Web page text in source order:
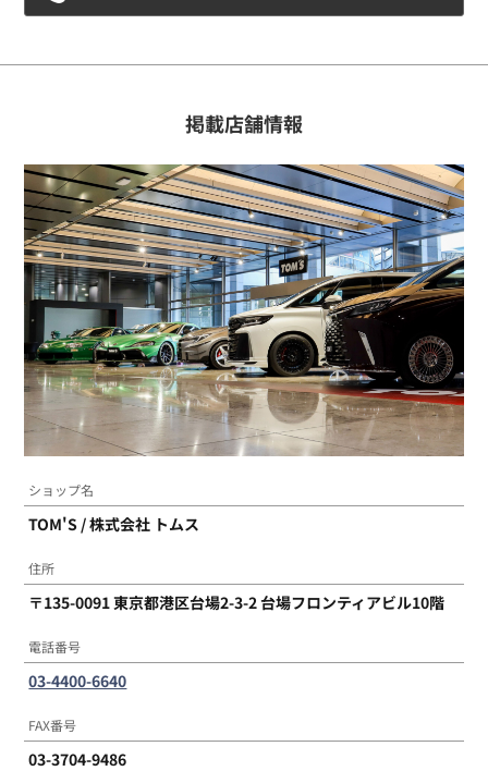
コンプリートカーに関するお問い合わせ
パッケージカーについてお問い合わせ
購入申し込み
各種お問い合わせ
よくあるご質問
プライバシーポリシー
サイトマップ
掲載店舗情報
ショップ名
TOM'S / 株式会社 トムス
住所
〒135-0091 東京都港区台場2-3-2 台場フロンティアビル10階
電話番号
03-4400-6640
FAX番号
03-3704-9486